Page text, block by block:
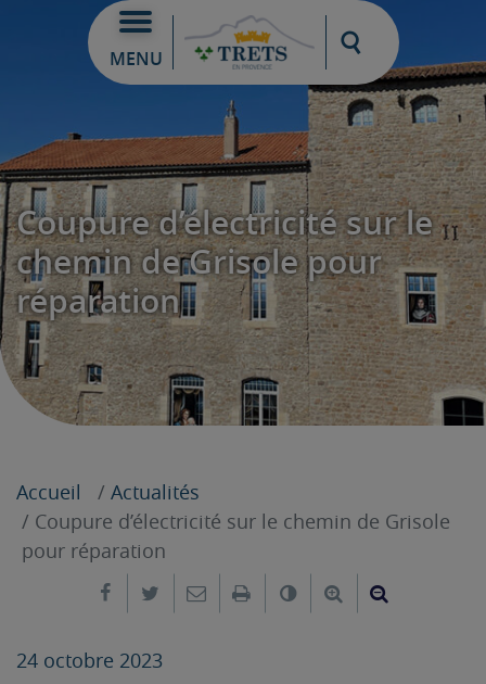
MENU
Moteur de
Coupure d’électricité sur le
chemin de Grisole pour
réparation
Accueil
Actualités
Coupure d’électricité sur le chemin de Grisole
pour réparation
Partager sur Facebook
Partager sur Twitter
Envoyer par e-mail
ImprimerChanger leAgrandir le
24 octobre 2023